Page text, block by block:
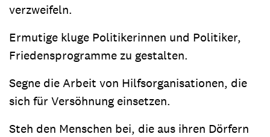
verzweifeln.
Ermutige kluge Politikerinnen und Politiker,
Friedensprogramme zu gestalten.
Segne die Arbeit von Hilfsorganisationen, die
sich für Versöhnung einsetzen.
Steh den Menschen bei, die aus ihren Dörfern